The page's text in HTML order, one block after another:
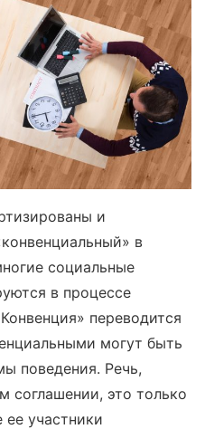
и
в
социальные
в процессе
переводится
могут быть
поведения. Речь,
соглашении, это только
ее участники